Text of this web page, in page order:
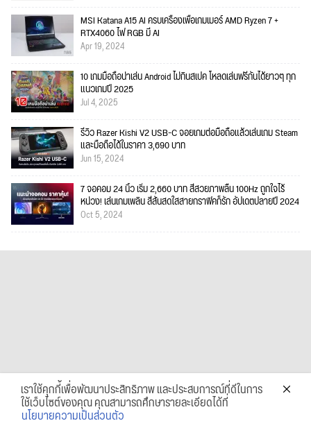
MSI Katana A15 AI ครบเครื่องเพื่อเกมเมอร์ AMD Ryzen 7 +
RTX4060 ไฟ RGB มี AI
Apr 19, 2024
10 เกมมือถือน่าเล่น Android ไม่กินสเปค โหลดเล่นฟรีกันได้ยาวๆ ทุก
แนวเกมปี 2025
Jul 4, 2025
รีวิว Razer Kishi V2 USB-C จอยเกมต่อมือถือแล้วเล่นเกม Steam
และมือถือได้ในราคา 3,690 บาท
Jun 15, 2024
7 จอคอม 24 นิ้ว เริ่ม 2,660 บาท สีสวยภาพลื่น 100Hz ถูกใจไร้
หน่วง! เล่นเกมเพลิน สีสันสดใสสายกราฟิคก็รัก อัปเดตปลายปี 2024
Oct 5, 2024
เราใช้คุกกี้เพื่อพัฒนาประสิทธิภาพ และประสบการณ์ที่ดีในการ
ใช้เว็บไซต์ของคุณ คุณสามารถศึกษารายละเอียดได้ที่
นโยบายความเป็นส่วนตัว